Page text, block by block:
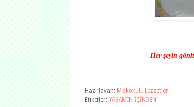
Her şeyin
Hazırlayan: Miskokulu Lezzetler
Etiketler: YAŞAMIN İÇİNDEN